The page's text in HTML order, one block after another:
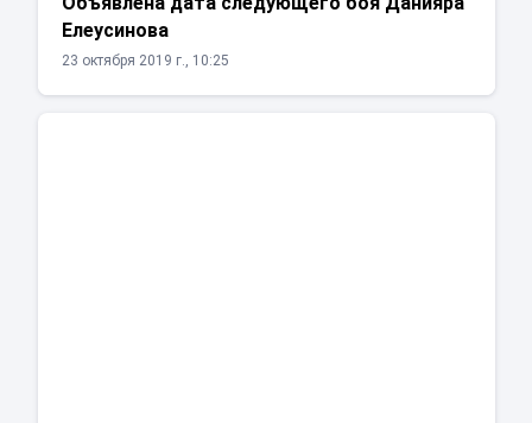
Елеусинова
23 октября 2019 г., 10:25